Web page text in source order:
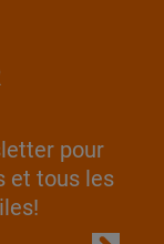
pour
et tous les